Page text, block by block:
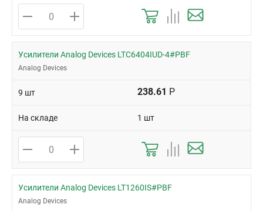
Усилители Analog Devices LTC6404IUD-4#PBF
Analog Devices
9 шт 238.61 Р
На складе 1 шт
Усилители Analog Devices LT1260IS#PBF
Analog Devices